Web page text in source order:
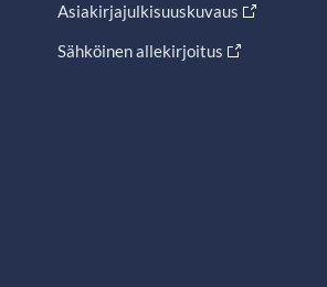
Asiakirjajulkisuuskuvaus
Sähköinen allekirjoitus